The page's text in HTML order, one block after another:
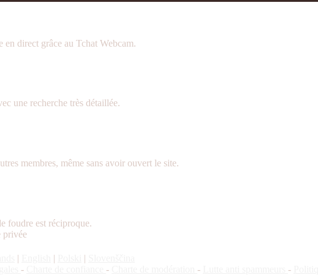
en direct grâce au Tchat Webcam.
une recherche très détaillée.
membres, même sans avoir ouvert le site.
foudre est réciproque.
privée
| | |
- - - -